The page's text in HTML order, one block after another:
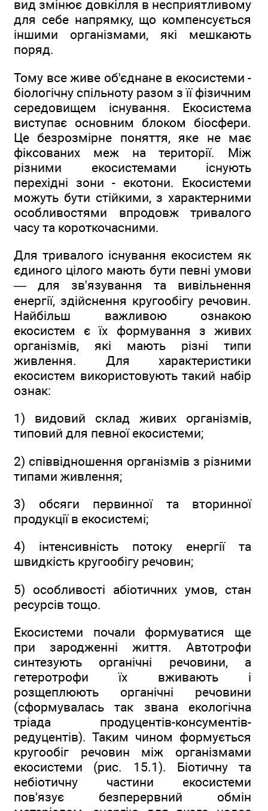
вид змінює довкілля в несприятливому
для себе напрямку, що компенсується
іншими організмами, які мешкають
поряд.
Тому все живе об'єднане в екосистеми -
біологічну спільноту разом з її фізичним
середовищем існування. Екосистема
виступає основним блоком біосфери.
Це безрозмірне поняття, яке не має
фіксованих меж на території. Між
різними екосистемами існують
перехідні зони - екотони. Екосистеми
можуть бути стійкими, з характерними
особливостями впродовж тривалого
часу та короткочасними.
Для тривалого існування екосистем як
єдиного цілого мають бути певні умови
— для зв'язування та вивільнення
енергії, здійснення кругообігу речовин.
Найбільш важливою ознакою
екосистем є їх формування з живих
організмів, які мають різні типи
живлення. Для характеристики
екосистем використовують такий набір
ознак:
1) видовий склад живих організмів,
типовий для певної екосистеми;
2) співвідношення організмів з різними
типами живлення;
3) обсяги первинної та вторинної
продукції в екосистемі;
4) інтенсивність потоку енергії та
швидкість кругообігу речовин;
5) особливості абіотичних умов, стан
ресурсів тощо.
Екосистеми почали формуватися ще
при зародженні життя. Автотрофи
синтезують органічні речовини, а
гетеротрофи їх вживають і
розщеплюють органічні речовини
(сформувалась так звана екологічна
тріада продуцентів-консументів-
редуцентів). Таким чином формується
кругообіг речовин між організмами
екосистеми (рис. 15.1). Біотичну та
небіотичну частини екосистеми
пов'язує безперервний обмін